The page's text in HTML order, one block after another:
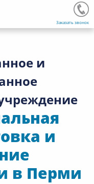
Заказать звонок
и
и
в Перми